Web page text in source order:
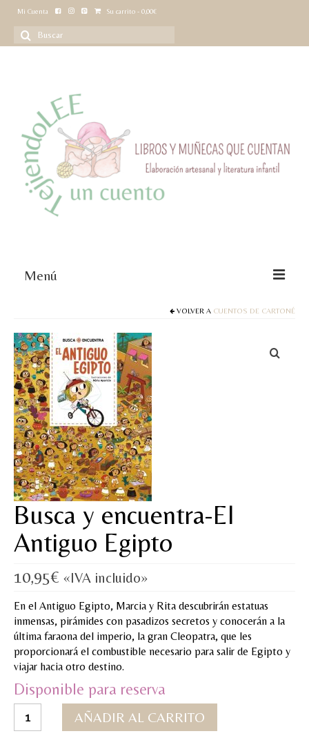
Mi Cuenta Su carrito - 0,00€
Buscar
por:
Menú
Juegos y puzles
Materiales de juego
Artesanía Waldorf
Hecho a mano
Tote bag
Papelería
TIENDA
¿QUIÉN SOY?
CREACIONES
BLOG
MI CUENTA
Valoraciones y opiniones de TejiendoLEE un
cuento
VOLVER A CUENTOS DE CARTONÉ
Busca y encuentra-El
Antiguo Egipto
10,95€ «IVA incluido»
En el Antiguo Egipto, Marcia y Rita descubrirán estatuas
inmensas, pirámides con pasadizos secretos y conocerán a la
última faraona del imperio, la gran Cleopatra, que les
proporcionará el combustible necesario para salir de Egipto y
viajar hacia otro destino.
Disponible para reserva
AÑADIR AL CARRITO